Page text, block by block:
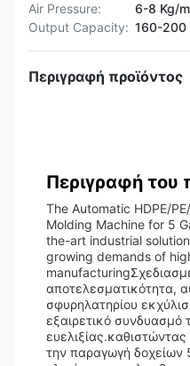
Air Pressure:
6-8 Kg/
Output Capacity: 160-
Περιγραφή προϊόντος
Περιγραφή του
The Automatic HDPE/
Molding Machine for 5
the-art industrial
growing demands of
αποτελεσματικότητα,
σφυρηλατηρίου
εξαιρετικό συνδυασμό
ευελιξίας.καθιστώντας
την παραγωγή δοχείων